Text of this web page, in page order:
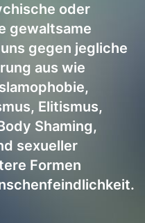
oder
gewaltsame
gegen jegliche
aus wie
Elitismus,
Shaming,
sexueller
Formen